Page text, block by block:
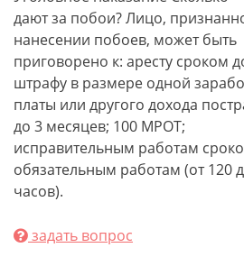
дают за побои? Лицо,
нанесении побоев, может быть
приговорено к: аресту сроком
штрафу в размере одной
платы или другого дохода
до 3 месяцев; 100 МРОТ;
исправительным работам
обязательным работам (от 120
часов).
задать вопрос